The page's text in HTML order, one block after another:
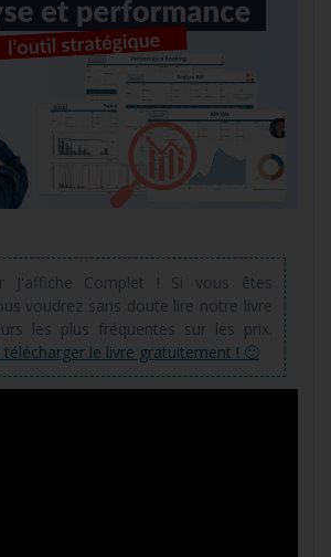
J'affiche Complet ! Si vous êtes
voudrez sans doute lire notre livre
les plus fréquentes sur les prix.
télécharger le livre gratuitement ! 🙂